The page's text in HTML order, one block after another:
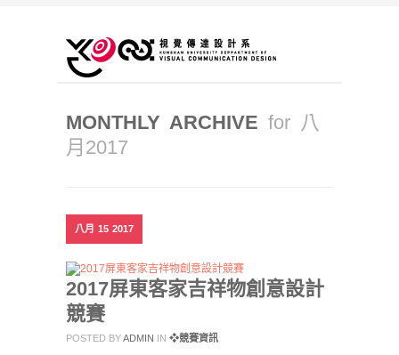
MONTHLY ARCHIVE for 八
月2017
八月 15 2017
2017屏東客家吉祥物創意設計
競賽
POSTED BYADMIN IN ❖競賽資訊